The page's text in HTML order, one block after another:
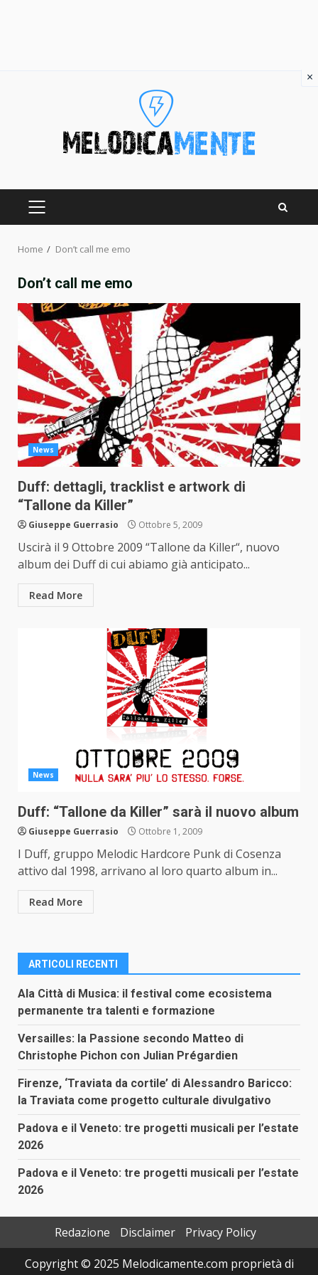
PRIMARY
Home Don’t call me emo
Don’t call me emo
News
Duff: dettagli, tracklist e artwork di
“Tallone da Killer”
Giuseppe Guerrasio Ottobre 5, 2009
Uscirà il 9 Ottobre 2009 “Tallone da Killer“, nuovo
album dei Duff di cui abiamo già anticipato...
Read More
News
Duff: “Tallone da Killer” sarà il nuovo album
Giuseppe Guerrasio Ottobre 1, 2009
I Duff, gruppo Melodic Hardcore Punk di Cosenza
attivo dal 1998, arrivano al loro quarto album in...
Read More
ARTICOLI RECENTI
Ala Città di Musica: il festival come ecosistema
permanente tra talenti e formazione
Versailles: la Passione secondo Matteo di
Christophe Pichon con Julian Prégardien
Firenze, ‘Traviata da cortile’ di Alessandro Baricco:
la Traviata come progetto culturale divulgativo
Padova e il Veneto: tre progetti musicali per l’estate
2026
Padova e il Veneto: tre progetti musicali per l’estate
2026
Redazione Disclaimer
Privacy Policy
Copyright © 2025 Melodicamente.com proprietà di
×